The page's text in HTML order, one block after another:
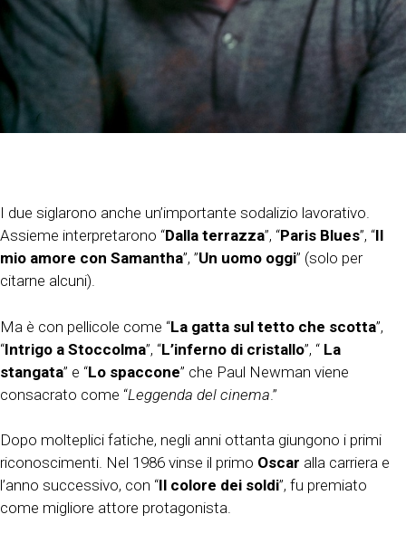
I due siglarono anche un’importante sodalizio lavorativo.
Assieme interpretarono “Dalla terrazza”, “Paris Blues”, “Il
mio amore con Samantha”, ”Un uomo oggi” (solo per
citarne alcuni).
Ma è con pellicole come “La gatta sul tetto che scotta”,
“Intrigo a Stoccolma”, “L’inferno di cristallo”, “ La
stangata” e “Lo spaccone” che Paul Newman viene
consacrato come “Leggenda del cinema .”
Dopo molteplici fatiche, negli anni ottanta giungono i primi
riconoscimenti. Nel 1986 vinse il primo Oscar alla carriera e
l’anno successivo, con “Il colore dei soldi”, fu premiato
come migliore attore protagonista.